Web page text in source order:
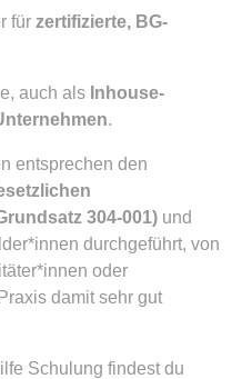
für zertifizierte, BG-
auch als Inhouse-
.
entsprechen den
304-001) und
durchgeführt, von
oder
damit sehr gut
Schulung findest du